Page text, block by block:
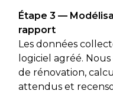
Étape 3 —
rapport
Les données
logiciel agréé.
de rénovation,
attendus et